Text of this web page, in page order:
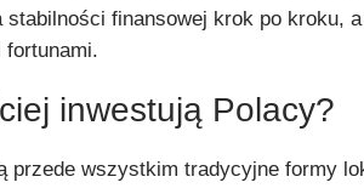
stabilności finansowej krok po kroku,
fortunami.
inwestują Polacy?
przede wszystkim tradycyjne formy